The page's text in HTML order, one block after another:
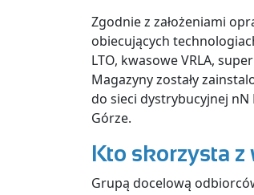
Zgodnie z założeniami
obiecujących
LTO, kwasowe VRLA,
Magazyny zostały
do sieci dystrybucyjnej nN
Górze.
Kto skorzysta
Grupą docelową